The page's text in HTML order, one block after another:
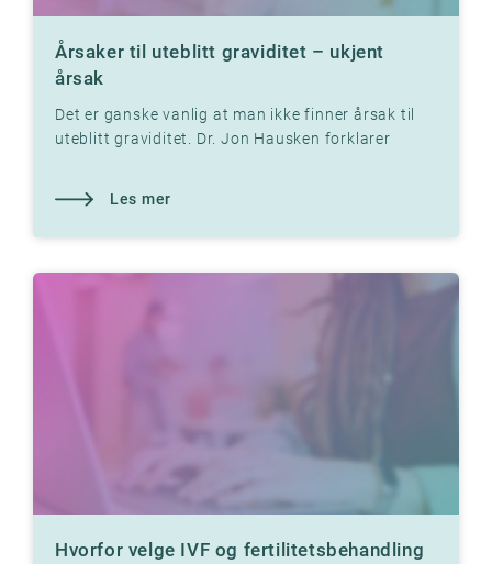
Årsaker til uteblitt graviditet – ukjent
årsak
Det er ganske vanlig at man ikke finner årsak til
uteblitt graviditet. Dr. Jon Hausken forklarer
Les mer
Hvorfor velge IVF og fertilitetsbehandling